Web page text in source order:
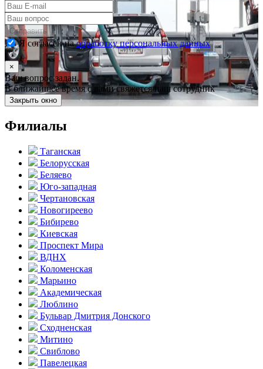
Отправить
Я согласен наобработку персональных данных
×
Ваш вопрос задан.
В ближайшее время с вами свяжется наш сотрудник
Закрыть окно
Филиалы
Таганская
Белорусская
Беляево
Юго-западная
Чертановская
Новогиреево
Бибирево
Киевская
Проспект Мира
ВДНХ
Коломенская
Марьино
Академическая
Люблино
Бульвар Дмитрия Донского
Сходненская
Митино
Свиблово
Павелецкая